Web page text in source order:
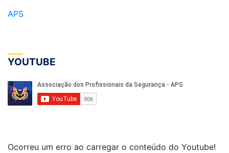
APS
YOUTUBE
Ocorreu um erro ao carregar o conteúdo do Youtube!